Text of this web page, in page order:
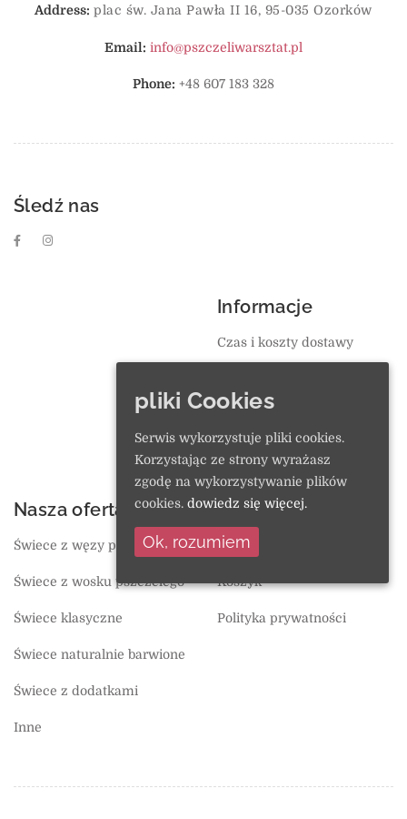
Phone: +48 607 183 328
Address: plac św. Jana Pawła II 16, 95-035 Ozorków
Email: info@pszczeliwarsztat.pl
Śledź nas
Informacje
Czas i koszty dostawy
Nasza oferta
Świece z węzy pszczelej
Świece z wosku pszczelego
Świece klasyczne
Świece naturalnie barwione
Świece z dodatkami
Inne
O sklepie
Ulubione
Koszyk
Polityka prywatności
pliki Cookies
Serwis wykorzystuje pliki cookies.
Korzystając ze strony wyrażasz
zgodę na wykorzystywanie plików
cookies. dowiedz się więcej.
Ok, rozumiem